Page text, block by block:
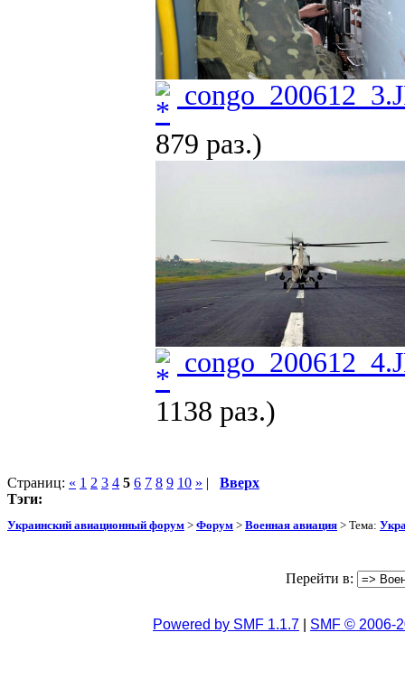
879 раз.)
1138 раз.)
Страниц: « 1 2 3 4 5 6 7 8 9 10 » | Вверх
Тэги:
Украинский авиационный форум > Форум > Военная авиация > Тема:
Перейти в:
Powered by SMF 1.1.7 SMF © 2006-